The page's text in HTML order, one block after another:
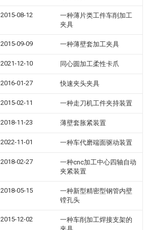
2015-08-12
一种薄片类工件车削加工
夹具
2015-09-09 一种薄壁套加工夹具
2021-12-10 同心圆加工柔性卡爪
2016-01-27 快速夹头夹具
2015-02-11 一种走刀机工件夹持装置
2018-11-23 薄壁套胀紧装置
2022-11-01 一种车代磨端面驱动装置
2018-02-27
一种cnc加工中心四轴自动
夹紧装置
2018-05-15
一种新型精密型钢管内壁
镗孔头
2015-12-02
一种车削加工焊接支架的